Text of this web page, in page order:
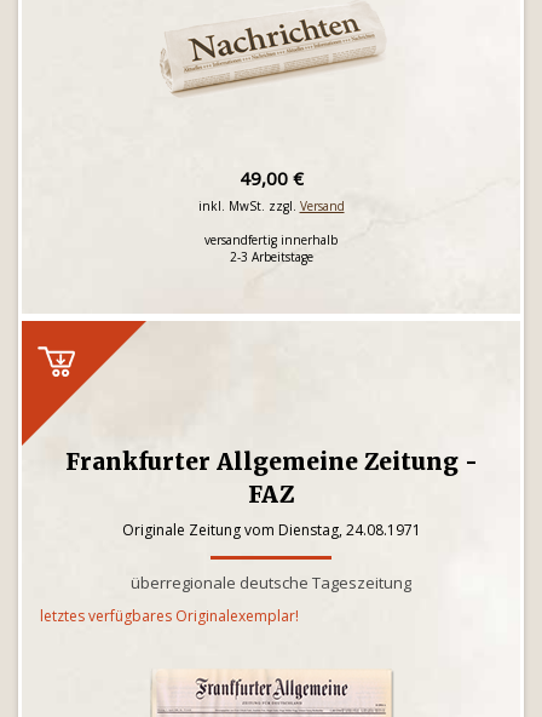
49,00 €
inkl. MwSt. zzgl. Versand
versandfertig innerhalb
2-3 Arbeitstage
Frankfurter Allgemeine Zeitung -
FAZ
Originale Zeitung vom Dienstag, 24.08.1971
überregionale deutsche Tageszeitung
letztes verfügbares Originalexemplar!